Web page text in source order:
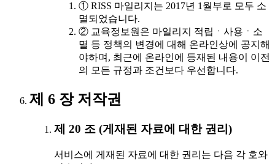
① RISS 마일리지는 2017년 1월부로 모두 소
멸되었습니다.
② 교육정보원은 마일리지 적립ㆍ사용ㆍ소
멸 등 정책의 변경에 대해 온라인상에 공지해
야하며, 최근에 온라인에 등재된 내용이 이전
의 모든 규정과 조건보다 우선합니다.
제 6 장 저작권
제 20 조 (게재된 자료에 대한 권리)
서비스에 게재된 자료에 대한 권리는 다음 각 호와